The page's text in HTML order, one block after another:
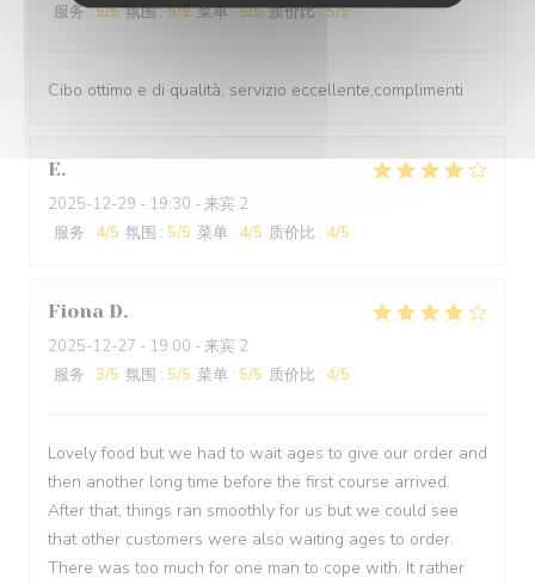
服务:5/5 氛围:5/5 菜单:5/5 质价比:5/5
Cibo ottimo e di qualità, servizio eccellente,complimenti
E
2025-12-29 - 19:30 - 来宾 2
服务 : 4/5 氛围 : 5/5 菜单 : 4/5 质价比 : 4/5
Fiona D
2025-12-27 - 19:00 - 来宾 2
服务 : 3/5 氛围 : 5/5 菜单 : 5/5 质价比 : 4/5
Lovely food but we had to wait ages to give our order and
then another long time before the first course arrived.
After that, things ran smoothly for us but we could see
that other customers were also waiting ages to order.
There was too much for one man to cope with. It rather